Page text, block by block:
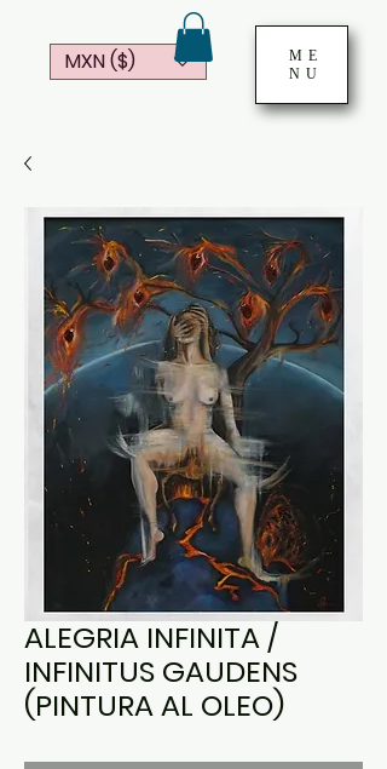
ME
NU
MXN ($)
ALEGRIA INFINITA /
INFINITUS GAUDENS
(PINTURA AL OLEO)